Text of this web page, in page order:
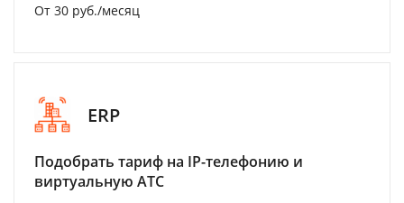
От 30 руб./месяц
ERP
Подобрать тариф на IP-телефонию и
виртуальную АТС